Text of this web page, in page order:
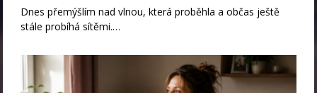
Dnes přemýšlím nad vlnou, která proběhla a občas ještě
stále probíhá sítěmi.…